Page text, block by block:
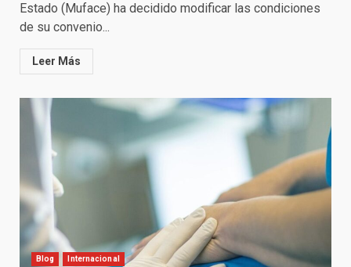
Estado (Muface) ha decidido modificar las condiciones
de su convenio...
Leer Más
Blog Internacional